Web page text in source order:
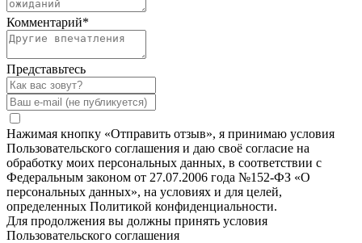
Комментарий*
Представьтесь
Нажимая кнопку «Отправить отзыв», я принимаю условия
Пользовательского соглашения и даю своё согласие на
обработку моих персональных данных, в соответствии с
Федеральным законом от 27.07.2006 года №152-ФЗ «О
персональных данных», на условиях и для целей,
определенных Политикой конфиденциальности.
Для продолжения вы должны принять условия
Пользовательского соглашения